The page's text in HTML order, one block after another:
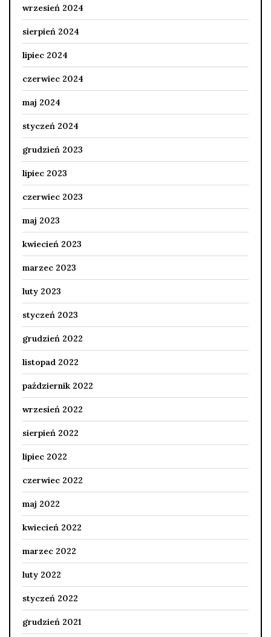
wrzesień 2024
sierpień 2024
lipiec 2024
czerwiec 2024
maj 2024
styczeń 2024
grudzień 2023
lipiec 2023
czerwiec 2023
maj 2023
kwiecień 2023
marzec 2023
luty 2023
styczeń 2023
grudzień 2022
listopad 2022
październik 2022
wrzesień 2022
sierpień 2022
lipiec 2022
czerwiec 2022
maj 2022
kwiecień 2022
marzec 2022
luty 2022
styczeń 2022
grudzień 2021